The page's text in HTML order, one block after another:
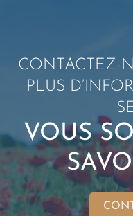
CONTACTEZ-
PLUS
VOUS